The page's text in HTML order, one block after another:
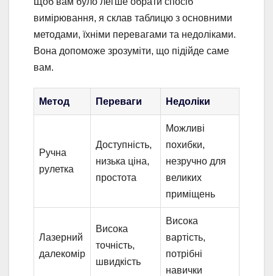
вимірювання, я склав таблицю з основними
методами, їхніми перевагами та недоліками.
Вона допоможе зрозуміти, що підійде саме
вам.
Метод Переваги Недоліки
Ручна
рулетка
Доступність,
низька ціна,
простота
Можливі
похибки,
незручно для
великих
приміщень
Лазерний
далекомір
Висока
точність,
швидкість
Висока
вартість,
потрібні
навички